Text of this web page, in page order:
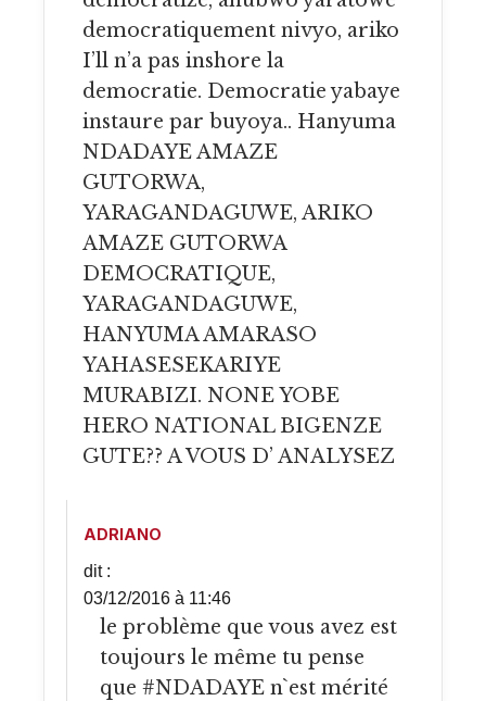
democratiquement nivyo, ariko
I’ll n’a pas inshore la
democratie. Democratie yabaye
instaure par buyoya.. Hanyuma
NDADAYE AMAZE
GUTORWA,
YARAGANDAGUWE, ARIKO
AMAZE GUTORWA
DEMOCRATIQUE,
YARAGANDAGUWE,
HANYUMA AMARASO
YAHASESEKARIYE
MURABIZI. NONE YOBE
HERO NATIONAL BIGENZE
GUTE?? A VOUS D’ ANALYSEZ
ADRIANO
dit :
03/12/2016 à 11:46
le problème que vous avez est
toujours le même tu pense
que #NDADAYE n`est mérité